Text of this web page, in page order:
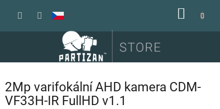
2Mp varifokální AHD kamera CDM-
VF33H-IR FullHD v1.1